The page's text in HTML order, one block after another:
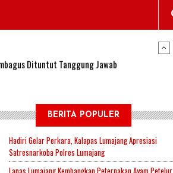
Jadi Lokasi Uji Coba Program NADI JKN
Dituntut Tanggung Jawab
Padi, Proyeksi Hasil Capai 2,4 Ton Gabah
Indonesia.id Perkuat Sinergitas Lewat Ngopi
BERITA POPULER
Hadiri Gelar Perkara, Kalapas Lumajang Apresiasi
Satresnarkoba Polres Lumajang
Lapas Lumajang Kembangkan Peternakan Ayam Petelur